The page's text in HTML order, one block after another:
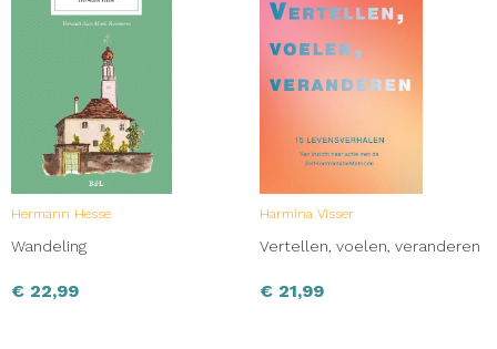
Hermann Hesse
Wandeling
€ 22,99
Harmina Visser
Vertellen, voelen, veranderen
€ 21,99